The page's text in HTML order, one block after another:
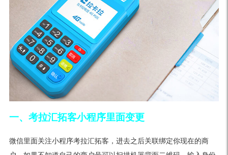
一、考拉汇拓客小程序里面变更
微信里面关注小程序考拉汇拓客，进去之后关联绑定你现在的商